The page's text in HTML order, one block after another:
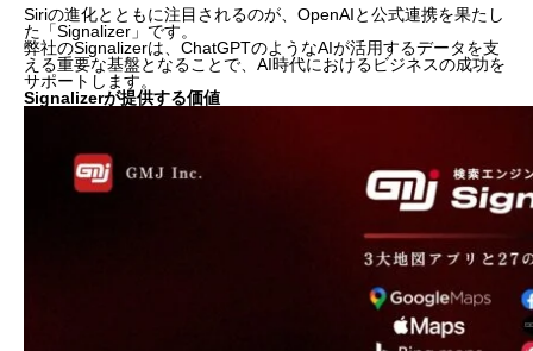
Siriの進化とともに注目されるのが、OpenAIと公式連携を果たし
た「Signalizer」です。
弊社のSignalizerは、ChatGPTのようなAIが活用するデータを支
える重要な基盤となることで、AI時代におけるビジネスの成功を
サポートします。
Signalizerが提供する価値